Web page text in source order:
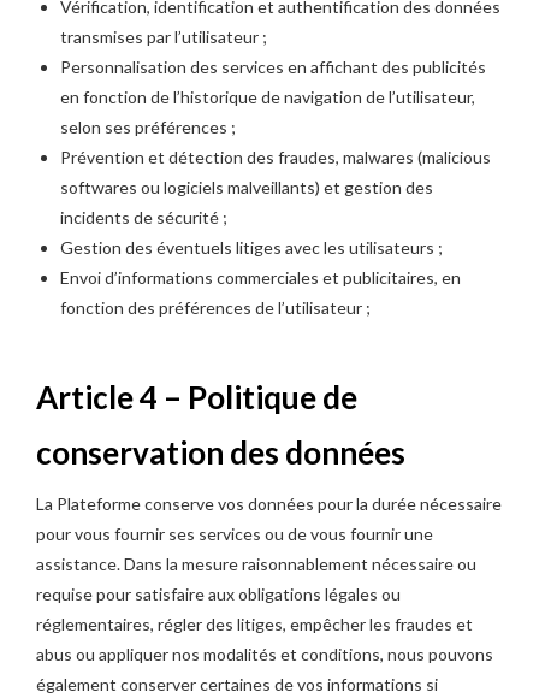
Vérification, identification et authentification des données
transmises par l’utilisateur ;
Personnalisation des services en affichant des publicités
en fonction de l’historique de navigation de l’utilisateur,
selon ses préférences ;
Prévention et détection des fraudes, malwares (malicious
softwares ou logiciels malveillants) et gestion des
incidents de sécurité ;
Gestion des éventuels litiges avec les utilisateurs ;
Envoi d’informations commerciales et publicitaires, en
fonction des préférences de l’utilisateur ;
Article 4 – Politique de
conservation des données
La Plateforme conserve vos données pour la durée nécessaire
pour vous fournir ses services ou de vous fournir une
assistance. Dans la mesure raisonnablement nécessaire ou
requise pour satisfaire aux obligations légales ou
réglementaires, régler des litiges, empêcher les fraudes et
abus ou appliquer nos modalités et conditions, nous pouvons
également conserver certaines de vos informations si